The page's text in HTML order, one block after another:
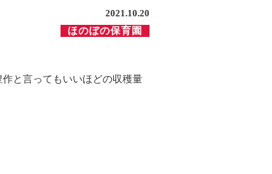
2021.10.20
ほのぼの保育園
と言ってもいいほどの収穫量